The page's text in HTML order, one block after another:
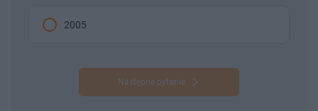
2005
Następne pytanie